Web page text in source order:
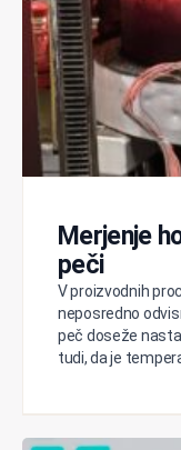
Merjenje
peči
V proizvodnih
neposredno
peč doseže
tudi, da je